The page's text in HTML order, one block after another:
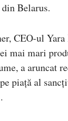
Belarus.
CEO-ul
mai mari
a aruncat
piață al